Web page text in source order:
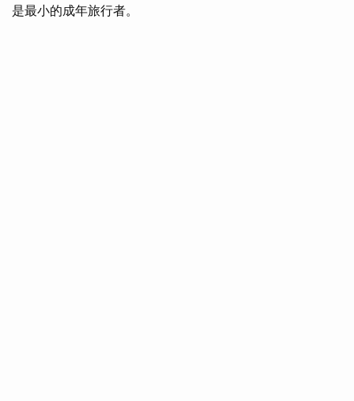
是最小的成年旅行者。